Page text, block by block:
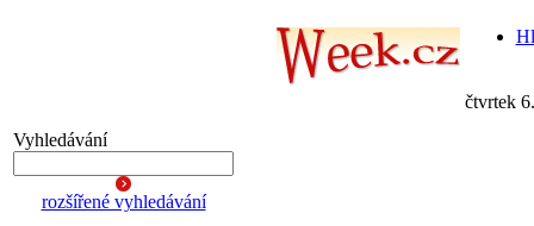
čtvrtek
Vyhledávání
rozšířené vyhledávání